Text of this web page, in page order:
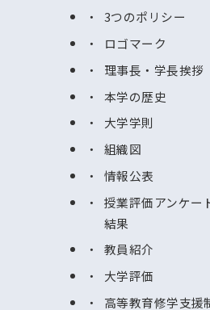
3つのポリシー
ロゴマーク
理事長・学長挨拶
本学の歴史
大学学則
組織図
情報公表
授業評価アンケー
結果
教員紹介
大学評価
高等教育修学支援